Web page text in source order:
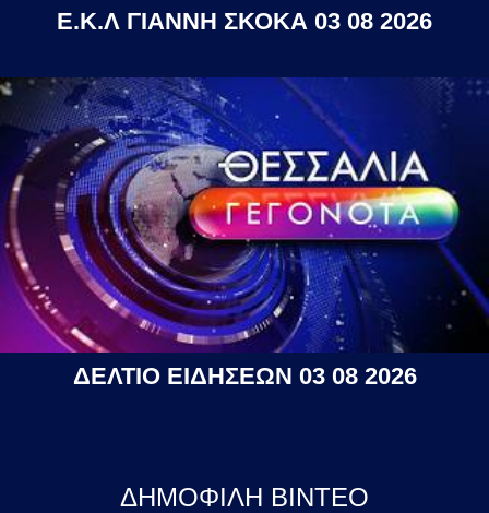
Ε.Κ.Λ ΓΙΑΝΝΗ ΣΚΟΚΑ 03 08 2026
ΔΕΛΤΙΟ ΕΙΔΗΣΕΩΝ 03 08 2026
ΔΗΜΟΦΙΛΗ ΒΙΝΤΕΟ